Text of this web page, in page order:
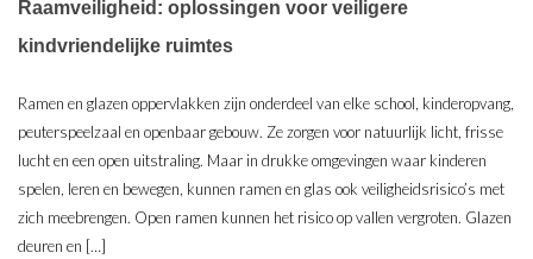
Raamveiligheid: oplossingen voor veiligere
kindvriendelijke ruimtes
Ramen en glazen oppervlakken zijn onderdeel van elke school, kinderopvang,
peuterspeelzaal en openbaar gebouw. Ze zorgen voor natuurlijk licht, frisse
lucht en een open uitstraling. Maar in drukke omgevingen waar kinderen
spelen, leren en bewegen, kunnen ramen en glas ook veiligheidsrisico’s met
zich meebrengen. Open ramen kunnen het risico op vallen vergroten. Glazen
deuren en […]